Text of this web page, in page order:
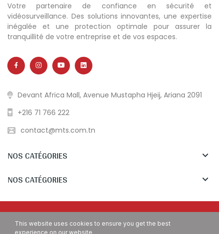
Votre partenaire de confiance en sécurité et
vidéosurveillance. Des solutions innovantes, une expertise
inégalée et une protection optimale pour assurer la
tranquillité de votre entreprise et de vos espaces.
Devant Africa Mall, Avenue Mustapha Hjeij, Ariana 2091
+216 71 766 222
contact@mts.com.tn
NOS CATÉGORIES 
NOS CATÉGORIES 
This website uses cookies to ensure you get the best
experience on our website